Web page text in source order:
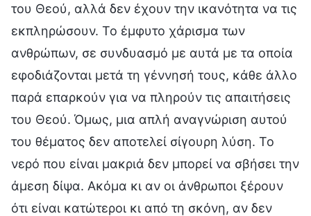
του Θεού, αλλά δεν έχουν την ικανότητα να τις
εκπληρώσουν. Το έμφυτο χάρισμα των
ανθρώπων, σε συνδυασμό με αυτά με τα οποία
εφοδιάζονται μετά τη γέννησή τους, κάθε άλλο
παρά επαρκούν για να πληρούν τις απαιτήσεις
του Θεού. Όμως, μια απλή αναγνώριση αυτού
του θέματος δεν αποτελεί σίγουρη λύση. Το
νερό που είναι μακριά δεν μπορεί να σβήσει την
άμεση δίψα. Ακόμα κι αν οι άνθρωποι ξέρουν
ότι είναι κατώτεροι κι από τη σκόνη, αν δεν